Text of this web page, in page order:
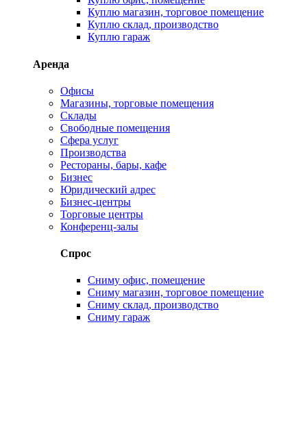
Куплю магазин, торговое помещение
Куплю склад, производство
Куплю гараж
Аренда
Офисы
Магазины, торговые помещения
Склады
Свободные помещения
Сфера услуг
Производства
Рестораны, бары, кафе
Бизнес
Юридический адрес
Бизнес-центры
Торговые центры
Конференц-залы
Спрос
Сниму офис, помещение
Сниму магазин, торговое помещение
Сниму склад, производство
Сниму гараж